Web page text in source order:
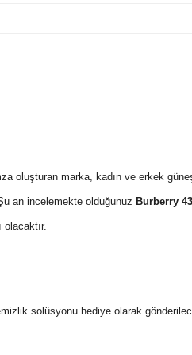
oluşturan marka, kadın ve erkek
an incelemekte olduğunuz Burberry
solüsyonu hediye olarak